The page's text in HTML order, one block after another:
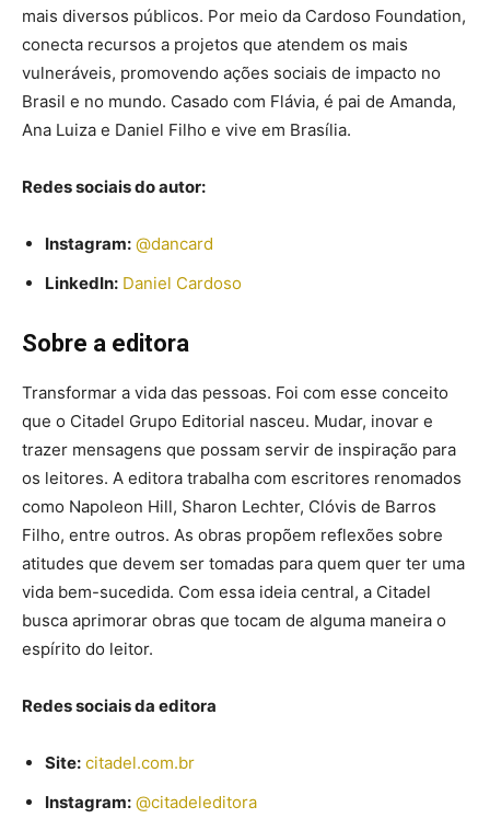
mais diversos públicos. Por meio da Cardoso Foundation,
conecta recursos a projetos que atendem os mais
vulneráveis, promovendo ações sociais de impacto no
Brasil e no mundo. Casado com Flávia, é pai de Amanda,
Ana Luiza e Daniel Filho e vive em Brasília.
Redes sociais do autor:
Instagram: @dancard
LinkedIn: Daniel Cardoso
Sobre a editora
Transformar a vida das pessoas. Foi com esse conceito
que o Citadel Grupo Editorial nasceu. Mudar, inovar e
trazer mensagens que possam servir de inspiração para
os leitores. A editora trabalha com escritores renomados
como Napoleon Hill, Sharon Lechter, Clóvis de Barros
Filho, entre outros. As obras propõem reflexões sobre
atitudes que devem ser tomadas para quem quer ter uma
vida bem-sucedida. Com essa ideia central, a Citadel
busca aprimorar obras que tocam de alguma maneira o
espírito do leitor.
Redes sociais da editora
Site: citadel.com.br
Instagram: @citadeleditora